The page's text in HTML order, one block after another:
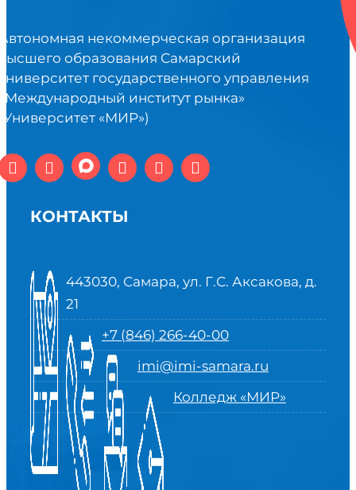
некоммерческая организация
образования Самарский
государственного управления
институт рынка»
«МИР»)
КОНТАКТЫ
443030, Самара, ул. Г.С. Аксакова, д.
21
+7 (846) 266-40-00
imi@imi-samara.ru
Колледж «МИР»